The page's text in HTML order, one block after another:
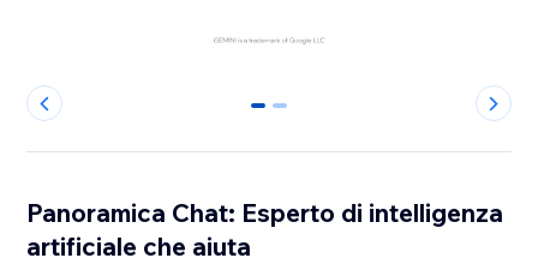
0 1
Panoramica Chat: Esperto di intelligenza
artificiale che aiuta